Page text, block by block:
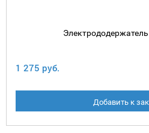
1 275 руб.
Добавить к